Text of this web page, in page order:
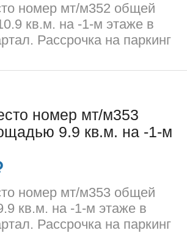
номер мт/м352 общей
кв.м. на -1-м этаже в
Рассрочка на паркинг
номер мт/м353
9.9 кв.м. на -1-м
номер мт/м353 общей
кв.м. на -1-м этаже в
Рассрочка на паркинг